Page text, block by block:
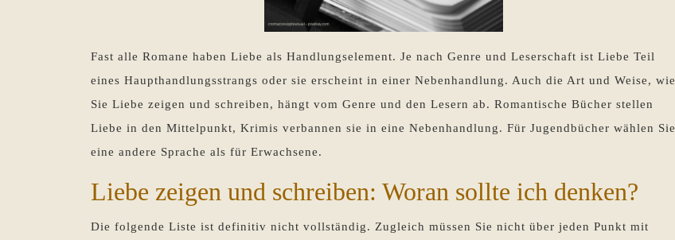
Fast alle Romane haben Liebe als Handlungselement. Je nach Genre und Leserschaft ist Liebe Teil
eines Haupthandlungsstrangs oder sie erscheint in einer Nebenhandlung. Auch die Art und Weise, wie
Sie Liebe zeigen und schreiben, hängt vom Genre und den Lesern ab. Romantische Bücher stellen
Liebe in den Mittelpunkt, Krimis verbannen sie in eine Nebenhandlung. Für Jugendbücher wählen Sie
eine andere Sprache als für Erwachsene.
Liebe zeigen und schreiben: Woran sollte ich denken?
Die folgende Liste ist definitiv nicht vollständig. Zugleich müssen Sie nicht über jeden Punkt mit